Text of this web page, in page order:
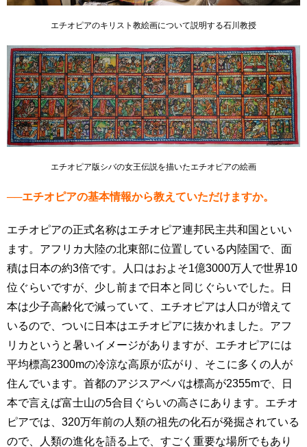
エチオピアのキリスト教絵画について説明する石川教授
エチオピア版シバの女王伝説を描いたエチオピアの絵画
──エチオピアの基本情報から教えていただけますか。
エチオピアの正式名称はエチオピア連邦民主共和国といい
ます。アフリカ大陸の北東部に位置している内陸国で、面
積は日本の約3倍です。人口はおよそ1億3000万人で世界10
位ぐらいですが、少し前まで日本と同じぐらいでした。日
本は少子高齢化で減っていて、エチオピアは人口が増えて
いるので、ついに日本はエチオピアに抜かれました。アフ
リカというと暑いイメージがありますが、エチオピアには
平均標高2300mの冷涼な高原が広がり、そこに多くの人が
住んでいます。首都のアジスアベバは標高が2355mで、日
本で言えば富士山の5合目ぐらいの高さにあります。エチオ
ピアでは、320万年前の人類の祖先の化石が発掘されている
ので、人類の進化を語る上で、すごく重要な場所でもあり